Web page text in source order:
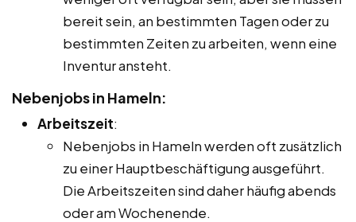
bereit sein, an bestimmten Tagen oder zu
bestimmten Zeiten zu arbeiten, wenn eine
Inventur ansteht.
Nebenjobs in Hameln:
Arbeitszeit:
Nebenjobs in Hameln werden oft zusätzlich
zu einer Hauptbeschäftigung ausgeführt.
Die Arbeitszeiten sind daher häufig abends
oder am Wochenende.